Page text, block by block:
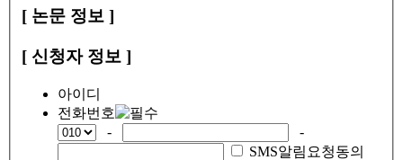
[ 논문 정보 ]
[ 신청자 정보 ]
아이디
전화번호
-
-
SMS알림요청동의